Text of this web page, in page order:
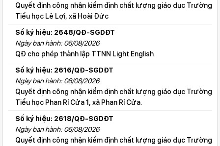
Quyết định công nhận kiểm định chất lượng giáo dục Trường
Tiểu học Lê Lợi, xã Hoài Đức
Số ký hiệu: 2648/QĐ-SGDĐT
Ngày ban hành: 06/08/2026
QĐ cho phép thành lập TTNN Light English
Số ký hiệu: 2616/QĐ-SGDĐT
Ngày ban hành: 06/08/2026
Quyết định công nhận kiểm định chất lượng giáo dục Trường
Tiểu học Phan Rí Cửa 1, xã Phan Rí Cửa.
Số ký hiệu: 2618/QĐ-SGDĐT
Ngày ban hành: 06/08/2026
Quyết định công nhận kiểm định chất lượng giáo dục Trường